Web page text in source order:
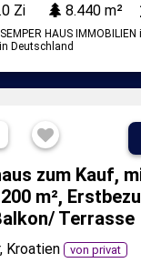
Zi 8.440 m²
HAUS IMMOBILIEN
zum Kauf,
m²,
Terrasse
Kroatien von privat